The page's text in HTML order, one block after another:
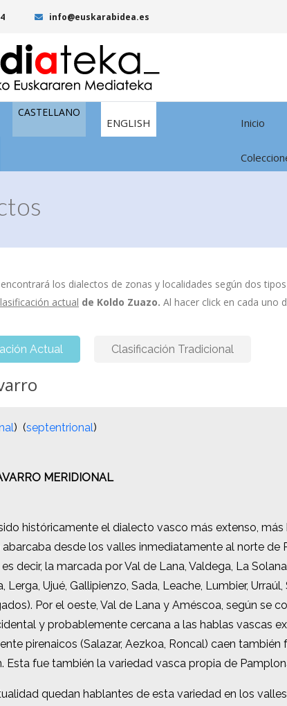
info@euskarabidea.es
CASTELLANO
ENGLISH Inicio
los dialectos de zonas y localidades según dos
actual de Koldo Zuazo. Al hacer click en cada uno
Actual Clasificación Tradicional
) (septentrional)
MERIDIONAL
históricamente el dialecto vasco más extenso,
desde los valles inmediatamente al norte
decir, la marcada por Val de Lana, Valdega, La
Lerga, Ujué, Gallipienzo, Sada, Leache, Lumbier,
Por el oeste, Val de Lana y Améscoa, según se
y probablemente cercana a las hablas vascas
pirenaicos (Salazar, Aezkoa, Roncal) caen
Esta fue también la variedad vasca propia de
quedan hablantes de esta variedad en los
) (septentrional)
MERIDIONAL
históricamente el dialecto vasco más extenso,
desde los valles inmediatamente al norte
decir, la marcada por Val de Lana, Valdega, La
Lerga, Ujué, Gallipienzo, Sada, Leache, Lumbier,
Por el oeste, Val de Lana y Améscoa, según se
y probablemente cercana a las hablas vascas
pirenaicos (Salazar, Aezkoa, Roncal) caen
Esta fue también la variedad vasca propia de
quedan hablantes de esta variedad en los